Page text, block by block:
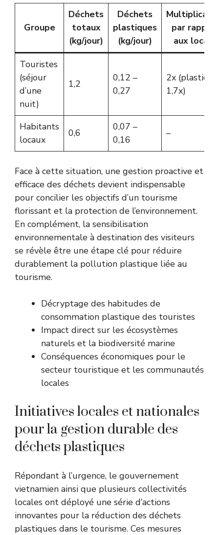
Groupe
Déchets
totaux
(kg/jour)
Déchets
plastiques
(kg/jour)
par
aux locaux
Touristes
(séjour
d’une
nuit)
1,2
0,12 –
0,27
2x
1,7x)
Habitants
locaux
0,6
0,07 –
0,16
–
Face à cette situation, une gestion proactive et
efficace des déchets devient indispensable
pour concilier les objectifs d’un tourisme
florissant et la protection de l’environnement.
En complément, la sensibilisation
environnementale à destination des visiteurs
se révèle être une étape clé pour réduire
durablement la pollution plastique liée au
tourisme.
Décryptage des habitudes de
consommation plastique des touristes
Impact direct sur les écosystèmes
naturels et la biodiversité marine
Conséquences économiques pour le
secteur touristique et les communautés
locales
Initiatives locales et nationales
pour la gestion durable des
déchets plastiques
Répondant à l’urgence, le gouvernement
vietnamien ainsi que plusieurs collectivités
locales ont déployé une série d’actions
innovantes pour la réduction des déchets
plastiques dans le tourisme. Ces mesures